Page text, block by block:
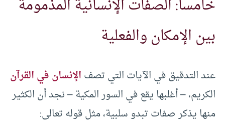
خامسا: الصفات الإنسانية المذمومة
بين الإمكان والفعلية
عند التدقيق في الآيات التي تصفالإنسان في القرآن
الكريم، – أغلبها يقع في السور المكية – نجد أن الكثير
منها يذكر صفات تبدو سلبية، مثل قوله تعالى: